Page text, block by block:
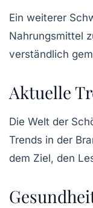
Ein weiterer
Nahrungsmittel
verständlich
Aktuelle
Die Welt der
Trends in der
dem Ziel, den